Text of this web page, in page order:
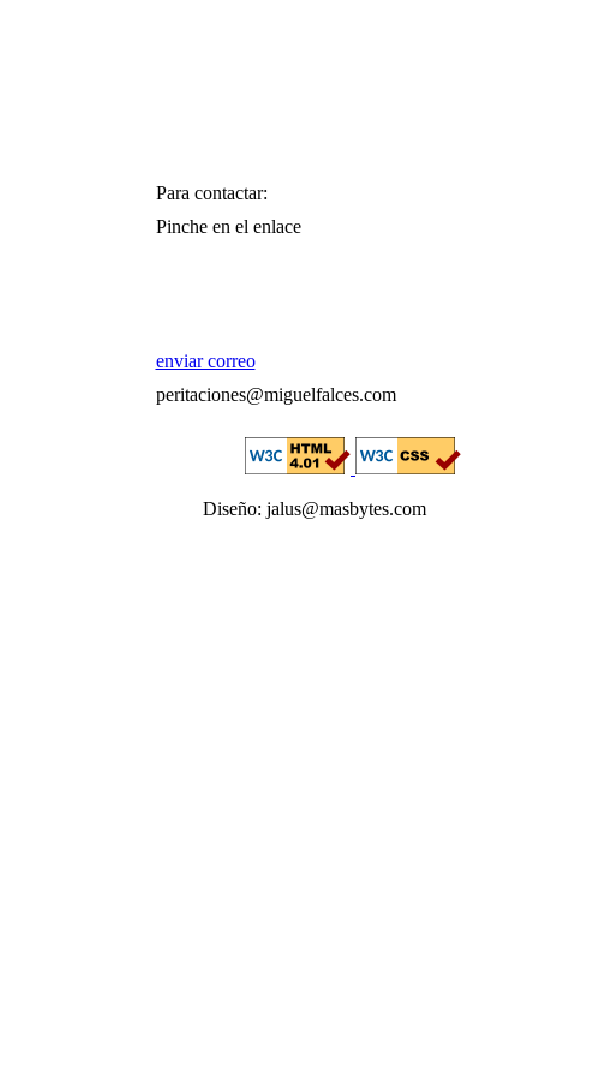
Para contactar:
Pinche en el enlace
enviar correo
peritaciones@miguelfalces.com
Diseño: jalus@masbytes.com